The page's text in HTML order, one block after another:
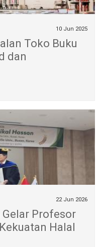
10 Jun 2025
Toko Buku
dan
22 Jun 2026
Profesor
Halal